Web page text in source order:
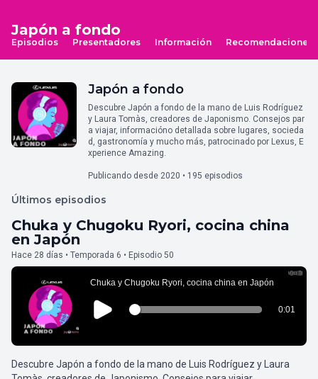
Japón a fondo
Episodios Presentadores Información Recomendaciones
Japón a fondo
Descubre Japón a fondo de la mano de Luis Rodríguez
y Laura Tomàs, creadores de Japonismo. Consejos par
a viajar, informacióno detallada sobre lugares, socieda
d, gastronomía y mucho más, patrocinado por Lexus, E
xperience Amazing.
Publicando desde 2020 • 195 episodios
Últimos episodios
Chuka y Chugoku Ryori, cocina china
en Japón
Hace 28 días • Temporada 6 • Episodio 50
Descubre Japón a fondo de la mano de Luis Rodríguez y Laura